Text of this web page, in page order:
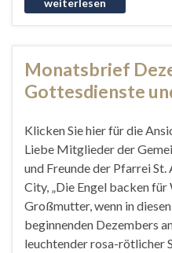
Monatsbrief
Gottesdienste
Klicken Sie hier für die
Liebe Mitglieder der
und Freunde der Pfarrei
City, „Die Engel backen
Großmutter, wenn in
beginnenden Dezembers
leuchtender rosa-rötlicher